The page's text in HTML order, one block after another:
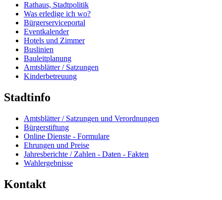
Rathaus, Stadtpolitik
Was erledige ich wo?
Bürgerserviceportal
Eventkalender
Hotels und Zimmer
Buslinien
Bauleitplanung
Amtsblätter / Satzungen
Kinderbetreuung
Stadtinfo
Amtsblätter / Satzungen und Verordnungen
Bürgerstiftung
Online Dienste - Formulare
Ehrungen und Preise
Jahresberichte / Zahlen - Daten - Fakten
Wahlergebnisse
Kontakt